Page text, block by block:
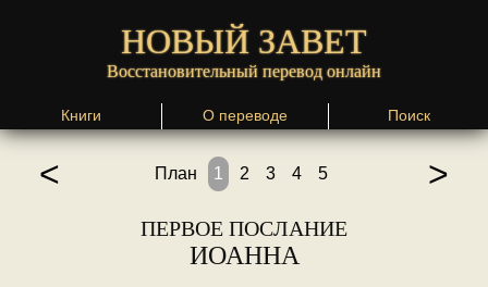
НОВЫЙ ЗАВЕТ
Восстановительный перевод онлайн
Книги О переводе Поиск
< План 1 2 3 4 5 >
ПЕРВОЕ ПОСЛАНИЕ
ИОАННА